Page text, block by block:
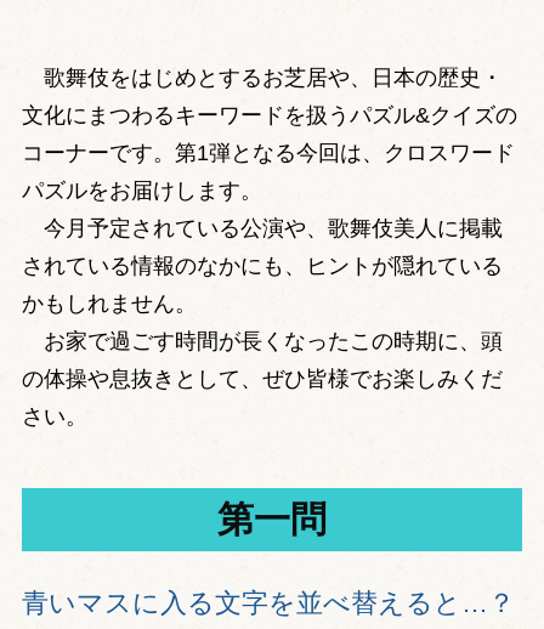
歌舞伎をはじめとするお芝居や、日本の歴史・
文化にまつわるキーワードを扱うパズル&クイズの
コーナーです。第1弾となる今回は、クロスワード
パズルをお届けします。
今月予定されている公演や、歌舞伎美人に掲載
されている情報のなかにも、ヒントが隠れている
かもしれません。
お家で過ごす時間が長くなったこの時期に、頭
の体操や息抜きとして、ぜひ皆様でお楽しみくだ
さい。
第一問
青いマスに入る文字を並べ替えると…？